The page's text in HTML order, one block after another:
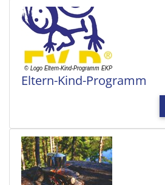
Eltern-Kind-Programm